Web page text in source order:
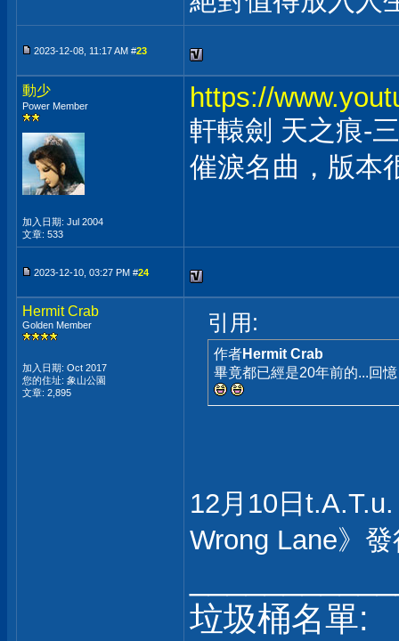
2023-12-08, 11:17 AM #23
動少
Power Member
加入日期: Jul 2004
文章: 533
https://
軒轅劍 天之痕-
催淚名曲，版本
2023-12-10, 03:27 PM #24
Hermit Crab
Golden Member
加入日期: Oct 2017
您的住址: 象山公園
文章: 2,895
引用:
作者Hermit Crab
畢竟都已經是20年前的...回憶
12月10日
Wrong Lane》
垃圾桶名單: